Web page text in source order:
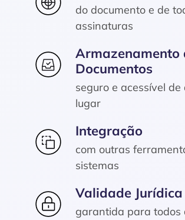
do documento e de
assinaturas
Armazenamento
Documentos
seguro e acessível
lugar
Integração
com outras
sistemas
Validade Jurídica
garantida para todos